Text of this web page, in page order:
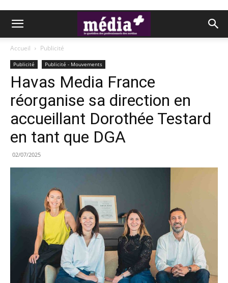
Accueil Publicité
Publicité Publicité - Mouvements
Havas Media France
réorganise sa direction en
accueillant Dorothée Testard
en tant que DGA
02/07/2025